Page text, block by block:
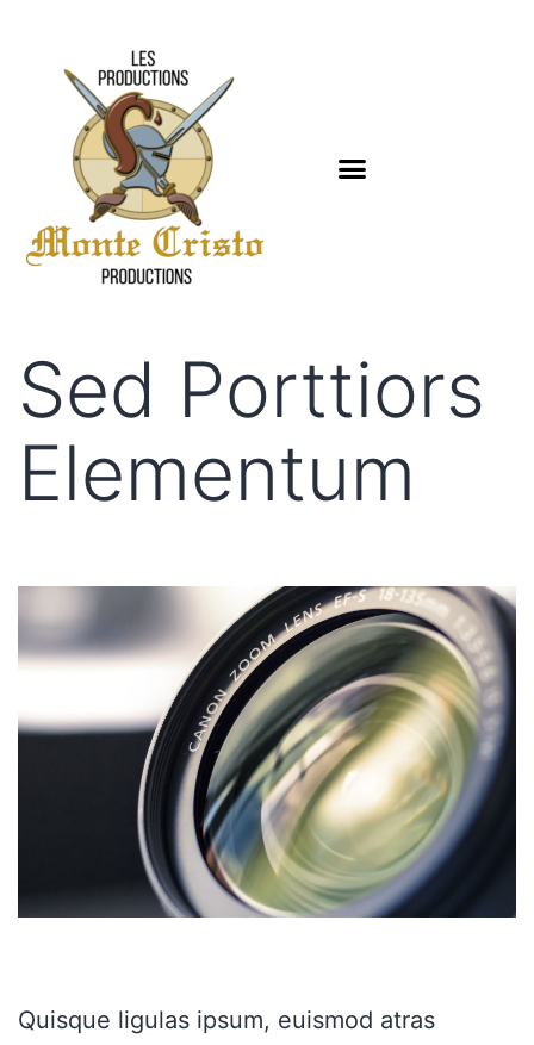
Sed Porttiors
Elementum
Quisque ligulas ipsum, euismod atras